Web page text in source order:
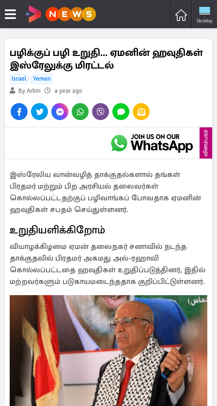
Desktop
பழிக்குப் பழி உறுதி... ஏமனின் ஹவுதிகள்
இஸ்ரேலுக்கு மிரட்டல்
Israel
Yemen
By Arbin
a year ago
விளம்பரம்
இஸ்ரேலிய வான்வழித் தாக்குதல்களால் தங்கள்
பிரதமர் மற்றும் பிற அரசியல் தலைவர்கள்
கொல்லப்பட்டதற்குப் பழிவாங்கப் போவதாக ஏமனின்
ஹவுதிகள் சபதம் செய்துள்ளனர்.
உறுதியளிக்கிறோம்
வியாழக்கிழமை ஏமன் தலைநகர் சனாவில் நடந்த
தாக்குதலில் பிரதமர் அகமது அல்-ரஹாவி
கொல்லப்பட்டதை ஹவுதிகள் உறுதிப்படுத்தினர், இதில்
மற்றவர்களும் படுகாயமடைந்ததாக குறிப்பிட்டுள்ளனர்.